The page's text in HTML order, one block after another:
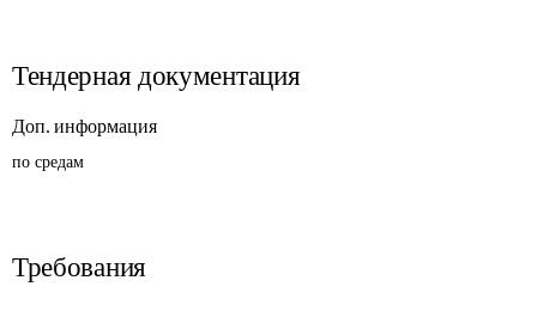
Тендерная документация
Доп. информация
по средам
Требования